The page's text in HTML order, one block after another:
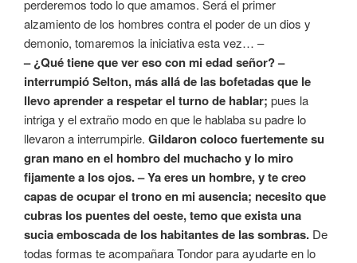
perderemos todo lo que amamos. Será el primer
alzamiento de los hombres contra el poder de un dios y
demonio, tomaremos la iniciativa esta vez… –
– ¿Qué tiene que ver eso con mi edad señor? –
interrumpió Selton, más allá de las bofetadas que le
llevo aprender a respetar el turno de hablar; pues la
intriga y el extraño modo en que le hablaba su padre lo
llevaron a interrumpirle. Gildaron coloco fuertemente su
gran mano en el hombro del muchacho y lo miro
fijamente a los ojos. – Ya eres un hombre, y te creo
capas de ocupar el trono en mi ausencia; necesito que
cubras los puentes del oeste, temo que exista una
sucia emboscada de los habitantes de las sombras. De
todas formas te acompañara Tondor para ayudarte en lo